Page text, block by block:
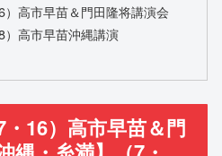
）高市早苗＆門田隆将講演会
）高市早苗沖縄講演
・16）高市早苗＆門